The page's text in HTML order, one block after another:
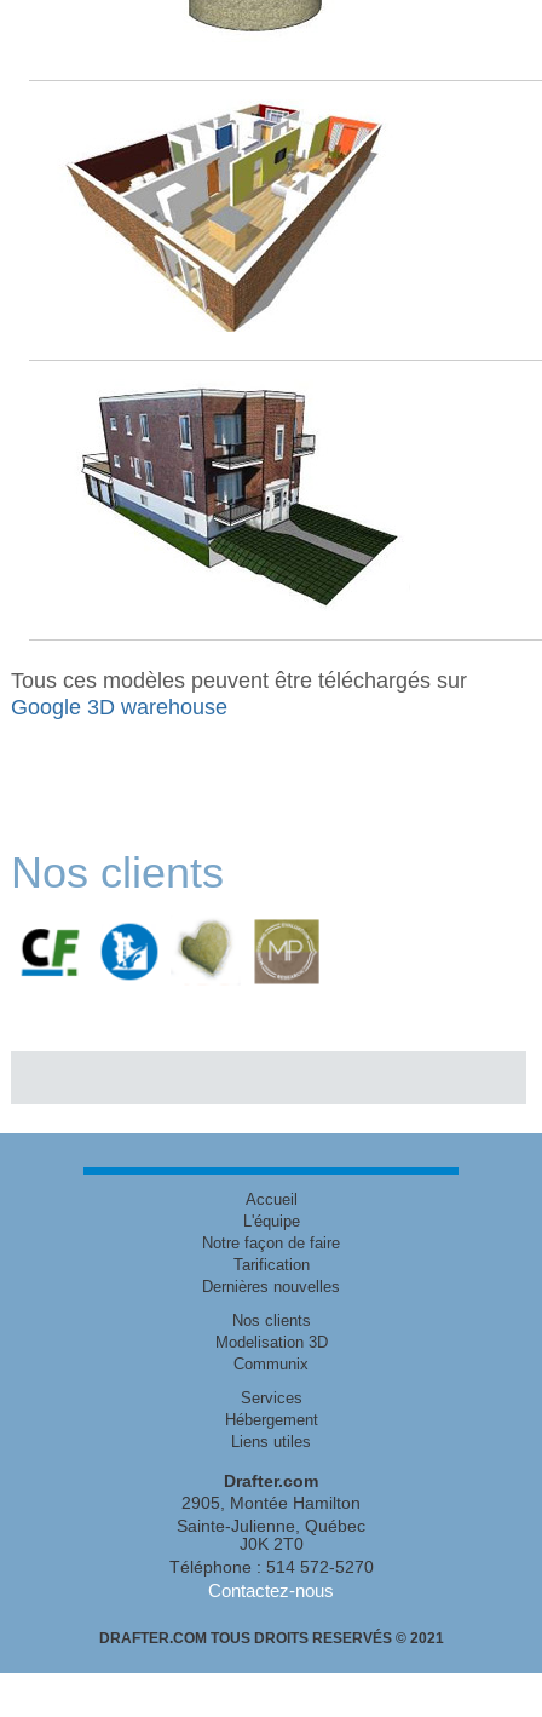
Tous ces modèles peuvent être téléchargés sur
Google 3D warehouse
Nos clients
Accueil
L'équipe
Notre façon de faire
Tarification
Dernières nouvelles
Nos clients
Modelisation 3D
Communix
Services
Hébergement
Liens utiles
Drafter.com
2905, Montée Hamilton
Sainte-Julienne, Québec
J0K 2T0
Téléphone : 514 572-5270
Contactez-nous
DRAFTER.COM TOUS DROITS RESERVÉS © 2021